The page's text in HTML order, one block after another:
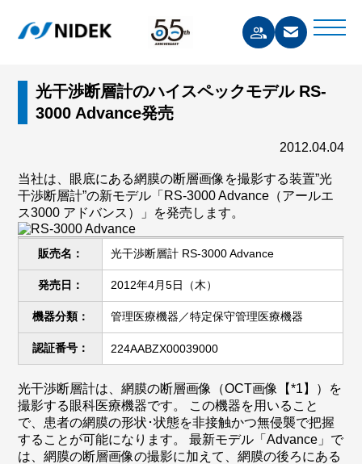
光干渉断層計のハイスペックモデル RS-
3000 Advance発売
2012.04.04
当社は、眼底にある網膜の断層画像を撮影する装置”光
干渉断層計”の新モデル「RS-3000 Advance（アールエ
ス3000 アドバンス）」を発売します。
販売名： 光干渉断層計 RS-3000 Advance
発売日： 2012年4月5日（木）
機器分類： 管理医療機器／特定保守管理医療機器
認証番号： 224AABZX00039000
光干渉断層計は、網膜の断層画像（OCT画像【*1】）を
撮影する眼科医療機器です。 この機器を用いること
で、患者の網膜の形状･状態を非接触かつ無侵襲で把握
することが可能になります。 最新モデル「Advance」で
は、網膜の断層画像の撮影に加えて、網膜の後ろにある